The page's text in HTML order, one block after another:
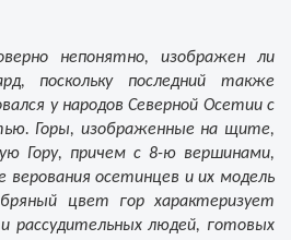
непонятно, изображен ли
поскольку последний также
у народов Северной Осетии с
Горы, изображенные на щите,
Гору, причем с 8-ю вершинами,
осетинцев и их модель
цвет гор характеризует
рассудительных людей, готовых